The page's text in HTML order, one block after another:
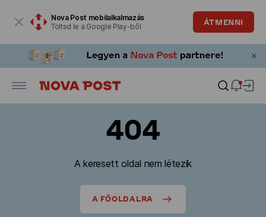
Nova Post mobilalkalmazás
Töltsd le a Google Play-ből
ÁTMENNI
404
A keresett oldal nem létezik
A FŐOLDALRA